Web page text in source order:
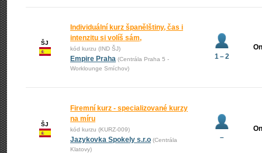
ŠJ
Individuální kurz španělštiny, čas i
intenzitu si volíš sám,
kód kurzu (IND ŠJ)
Empire Praha (Centrála Praha 5 -
Worklounge Smíchov)
1 – 2
ŠJ
Firemní kurz - specializované kurzy
na míru
kód kurzu (KURZ-009)
Jazykovka Spokely s.r.o (Centrála
Klatovy)
–